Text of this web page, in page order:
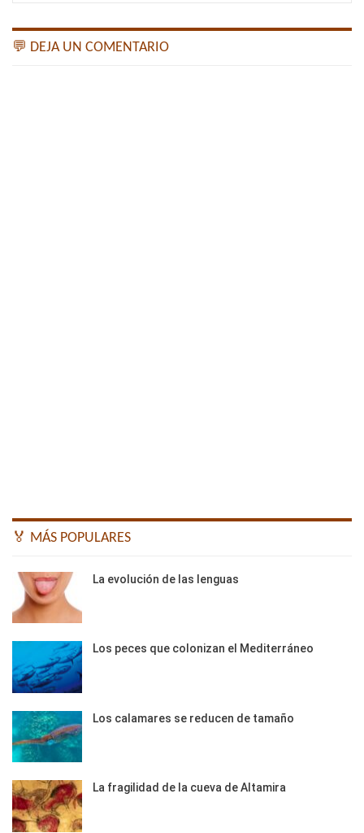
💬 DEJA UN COMENTARIO
🏅 MÁS POPULARES
La evolución de las lenguas
Los peces que colonizan el Mediterráneo
Los calamares se reducen de tamaño
La fragilidad de la cueva de Altamira